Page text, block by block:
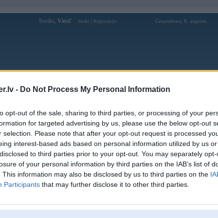
- Do Not Process My Personal Information
opt-out of the sale, sharing to third parties, or processing of your
for targeted advertising by us, please use the below opt-out
selection. Please note that after your opt-out request is processed
interest-based ads based on personal information utilized by us
to third parties prior to your opt-out. You may separately
of your personal information by third parties on the IAB’s list of
This information may also be disclosed by us to third parties on the
Participants that may further disclose it to other third parties.
Sveiks, Viesi! Ienākt Reģistrācija Ceturtdiena, 6. augusts
Forums Galerijas Reģistrācija Lietotāji
Lietotāja Lord_RedFord profils
Pēdējo reizi manīts: 20. Oct 2008, 09:05
Lietotājvārds:
Lord_RedFord
Nodarbošanās:
Studēju tiesibu zinātnes
Intereses:
Tūnings, rallijs, juridiskā sfēra
Ziņojumi forumā:
321